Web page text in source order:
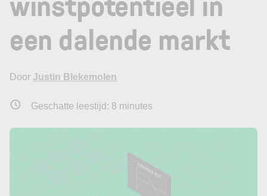
een dalende markt
Door Justin Blekemolen
Geschatte leestijd: 8 minutes